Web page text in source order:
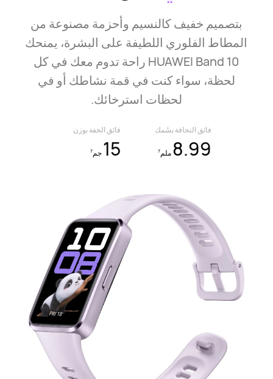
بتصميم خفيف كالنسيم وأحزمة مصنوعة من
المطاط الفلوري اللطيفة على البشرة، يمنحك
HUAWEI Band 10 راحة تدوم معك في كل
لحظة، سواء كنت في قمة نشاطك أو في
لحظات استرخائك.
فائق النحافة بسُمك
8.99ملم7
فائق الخفة بوزن
15جم7